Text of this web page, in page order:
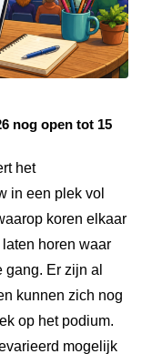
nog open tot 15
het
in een plek vol
koren elkaar
horen waar
Er zijn al
kunnen zich nog
op het podium.
mogelijk